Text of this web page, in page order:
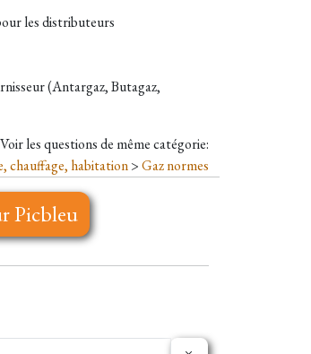
les distributeurs
(Antargaz, Butagaz,
Voir les questions de même catégorie:
chauffage, habitation>Gaz normes
Picbleu